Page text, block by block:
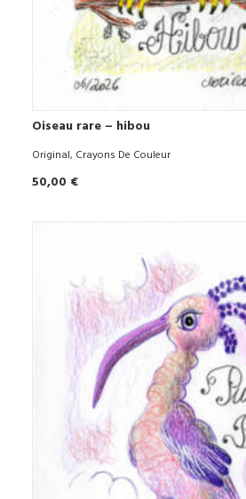
AJOUTER AU PANIER
Oiseau rare – hibou
Original, Crayons De Couleur
50,00 €